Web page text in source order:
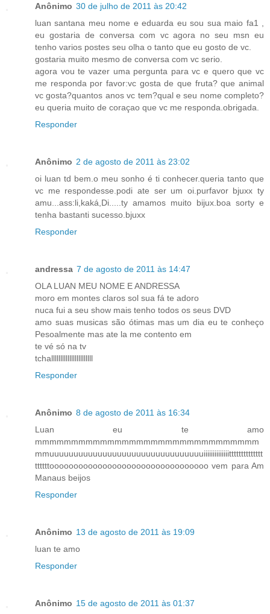
Anônimo 30 de julho de 2011 às 20:42
luan santana meu nome e eduarda eu sou sua maio fa1 ,
eu gostaria de conversa com vc agora no seu msn eu
tenho varios postes seu olha o tanto que eu gosto de vc.
gostaria muito mesmo de conversa com vc serio.
agora vou te vazer uma pergunta para vc e quero que vc
me responda por favor:vc gosta de que fruta? que animal
vc gosta?quantos anos vc tem?qual e seu nome completo?
eu queria muito de coraçao que vc me responda.obrigada.
Responder
Anônimo 2 de agosto de 2011 às 23:02
oi luan td bem.o meu sonho é ti conhecer.queria tanto que
vc me respondesse.podi ate ser um oi.purfavor bjuxx ty
amu...ass:li,kaká,Di.....ty amamos muito bijux.boa sorty e
tenha bastanti sucesso.bjuxx
Responder
andressa 7 de agosto de 2011 às 14:47
OLA LUAN MEU NOME E ANDRESSA
moro em montes claros sol sua fá te adoro
nuca fui a seu show mais tenho todos os seus DVD
amo suas musicas são ótimas mas um dia eu te conheço
Pesoalmente mas ate la me contento em
te vé só na tv
tchalllllllllllllllllllllll
Responder
Anônimo 8 de agosto de 2011 às 16:34
Luan eu te amo
mmmmmmmmmmmmmmmmmmmmmmmmmmmmmmm
mmuuuuuuuuuuuuuuuuuuuuuuuuuuuuuuuuiiiiiiiiiiiiiitttttttttttttt
ttttttooooooooooooooooooooooooooooooooo vem para Am
Manaus beijos
Responder
Anônimo 13 de agosto de 2011 às 19:09
luan te amo
Responder
Anônimo 15 de agosto de 2011 às 01:37